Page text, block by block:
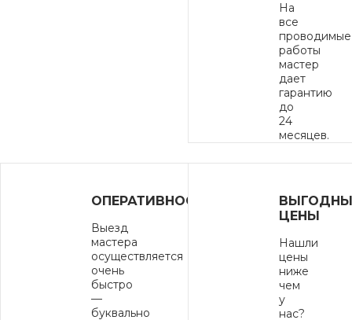
На
все
проводимые
работы
мастер
дает
гарантию
до
24
месяцев.
ОПЕРАТИВНОСТЬ
Выезд
мастера
осуществляется
очень
быстро
—
буквально
ЦЕНЫ
Нашли
цены
ниже
чем
у
нас?